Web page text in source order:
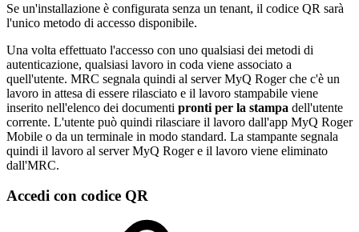
Se un'installazione è configurata senza un tenant, il codice QR sarà
l'unico metodo di accesso disponibile.
Una volta effettuato l'accesso con uno qualsiasi dei metodi di
autenticazione, qualsiasi lavoro in coda viene associato a
quell'utente. MRC segnala quindi al server MyQ Roger che c'è un
lavoro in attesa di essere rilasciato e il lavoro stampabile viene
inserito nell'elenco dei documenti pronti per la stampa dell'utente
corrente. L'utente può quindi rilasciare il lavoro dall'app MyQ Roger
Mobile o da un terminale in modo standard. La stampante segnala
quindi il lavoro al server MyQ Roger e il lavoro viene eliminato
dall'MRC.
Accedi con codice QR